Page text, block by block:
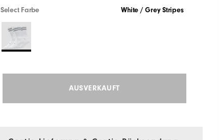
Select Farbe White / Grey Stripes
AUSVERKAUFT